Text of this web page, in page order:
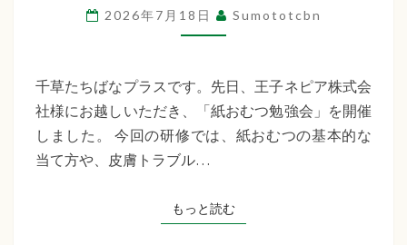
の
研
千
草
た
な
2026年7月18日 Sumototcbn
千草たちばなプラスです。先日、王子ネピア株式会
社様にお越しいただき、「紙おむつ勉強会」を開催
しました。 今回の研修では、紙おむつの基本的な
当て方や、皮膚トラブル…
もっと読むもっと読む